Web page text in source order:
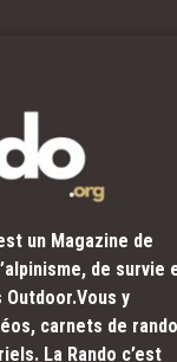
un Magazine de
de survie
y
carnets de
La Rando c’est